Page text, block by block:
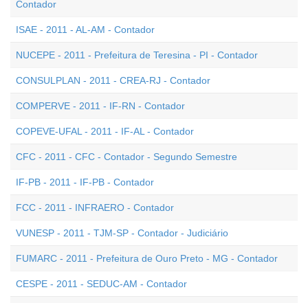
Contador
ISAE - 2011 - AL-AM - Contador
NUCEPE - 2011 - Prefeitura de Teresina - PI - Contador
CONSULPLAN - 2011 - CREA-RJ - Contador
COMPERVE - 2011 - IF-RN - Contador
COPEVE-UFAL - 2011 - IF-AL - Contador
CFC - 2011 - CFC - Contador - Segundo Semestre
IF-PB - 2011 - IF-PB - Contador
FCC - 2011 - INFRAERO - Contador
VUNESP - 2011 - TJM-SP - Contador - Judiciário
FUMARC - 2011 - Prefeitura de Ouro Preto - MG - Contador
CESPE - 2011 - SEDUC-AM - Contador